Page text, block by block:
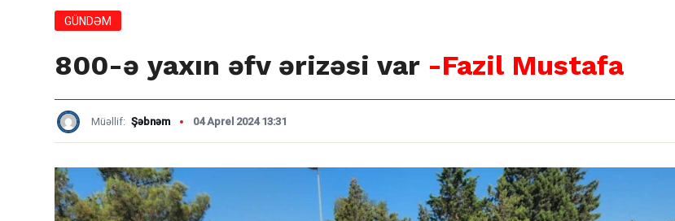
GÜNDƏM
800-ə yaxın əfv ərizəsi var -Fazil Mustafa
Müəllif: Şəbnəm 04 Aprel 2024 13:31